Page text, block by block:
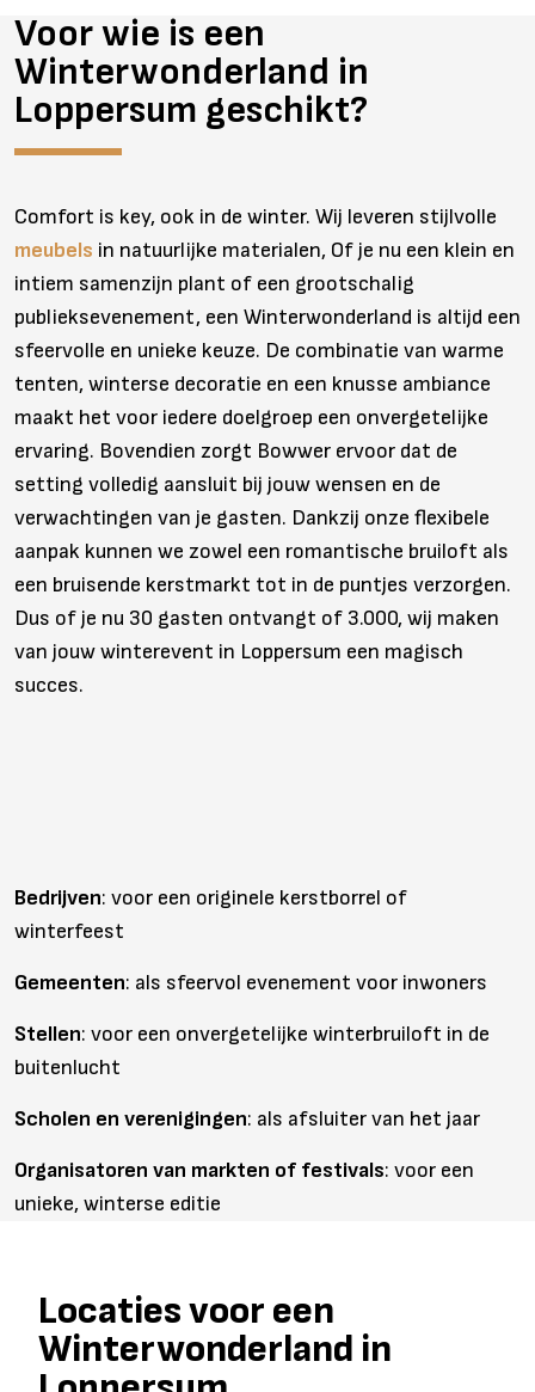
Voor wie is een
Winterwonderland in
Loppersum geschikt?
Comfort is key, ook in de winter. Wij leveren stijlvolle
meubels in natuurlijke materialen, Of je nu een klein en
intiem samenzijn plant of een grootschalig
publieksevenement, een Winterwonderland is altijd een
sfeervolle en unieke keuze. De combinatie van warme
tenten, winterse decoratie en een knusse ambiance
maakt het voor iedere doelgroep een onvergetelijke
ervaring. Bovendien zorgt Bowwer ervoor dat de
setting volledig aansluit bij jouw wensen en de
verwachtingen van je gasten. Dankzij onze flexibele
aanpak kunnen we zowel een romantische bruiloft als
een bruisende kerstmarkt tot in de puntjes verzorgen.
Dus of je nu 30 gasten ontvangt of 3.000, wij maken
van jouw winterevent in Loppersum een magisch
succes.
Bedrijven: voor een originele kerstborrel of
winterfeest
Gemeenten: als sfeervol evenement voor inwoners
Stellen: voor een onvergetelijke winterbruiloft in de
buitenlucht
Scholen en verenigingen: als afsluiter van het jaar
Organisatoren van markten of festivals: voor een
unieke, winterse editie
Locaties voor een
Winterwonderland in